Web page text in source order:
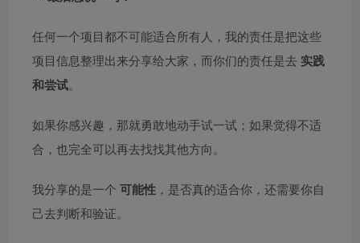
任何一个项目都不可能适合所有人，我的责任是把这些
项目信息整理出来分享给大家，而你们的责任是去 实践
和尝试。
如果你感兴趣，那就勇敢地动手试一试；如果觉得不适
合，也完全可以再去找找其他方向。
我分享的是一个 可能性 ，是否真的适合你，还需要你自
己去判断和验证。